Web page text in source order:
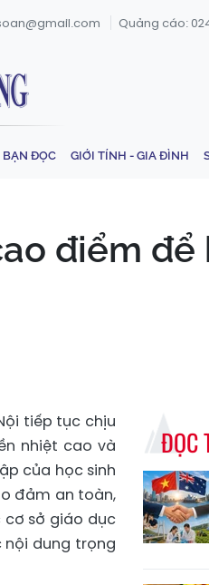
Quảng cáo:
BẠN ĐỌC GIỚI TÍNH - GIA ĐÌNH
điểm để
tiếp tục chịu
nhiệt cao và
của học sinh
đảm an toàn,
cơ sở giáo dục
dung trọng
ĐỌC